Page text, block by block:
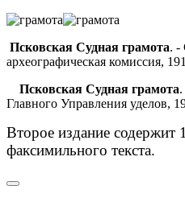
Псковская Судная грамота. -
археографическая комиссия,
Псковская Судная грамота
Главного Управления уделов,
Второе издание содержит
факсимильного текста.